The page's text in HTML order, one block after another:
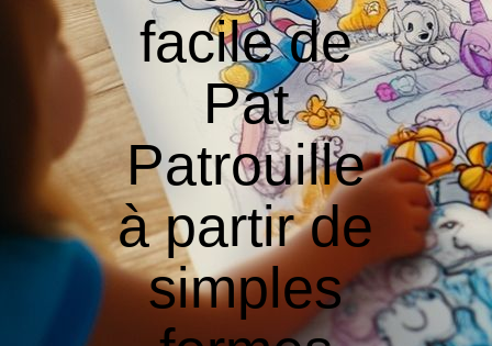
facile de
Pat
Patrouille
à partir de
simples